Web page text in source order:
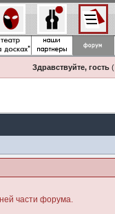
Здравствуйте, гость(
части форума.